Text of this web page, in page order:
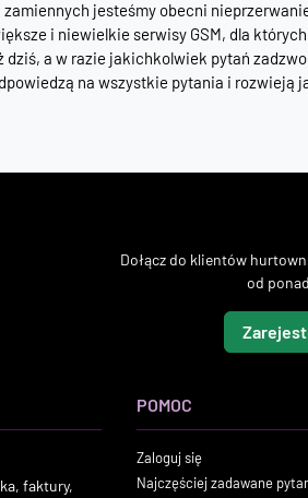
jesteśmy obecni
i niewielkie serwisy GSM, dla
dziś, a w razie jakichkolwiek pytań
na wszystkie pytania i rozwieją
Dołącz do klientów
od
faktury,
POMOC
Zaloguj się
Najczęściej zadawane